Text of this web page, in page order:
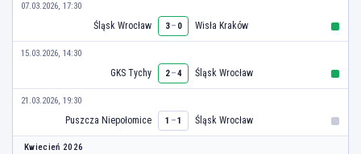
07.03.2026, 17:30
Śląsk Wrocław 3– 0 Wisła Kraków
15.03.2026, 14:30
GKS Tychy 2–4 Śląsk Wrocław
21.03.2026, 19:30
Puszcza Niepołomice 1 –1 Śląsk Wrocław
Kwiecień 2026